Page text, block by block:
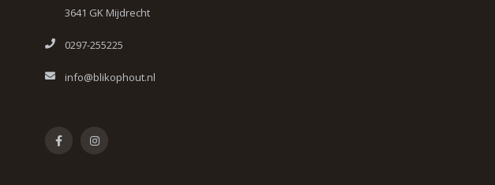
3641 GK Mijdrecht
0297-255225
info@blikophout.nl